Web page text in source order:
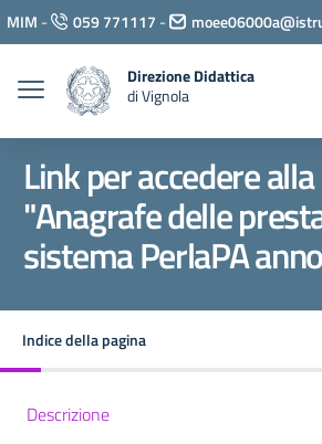
Vai ai contenuti
Vai al menu di navigazione
Vai al footer
MIM - 059 771117 -
Direzione Didattica
di Vignola
Link per accedere
"Anagrafe delle
sistema PerlaPA
Indice della pagina
Descrizione